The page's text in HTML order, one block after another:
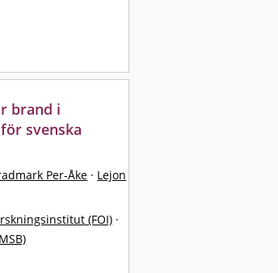
brand i
svenska
Per-Åke · Lejon
(FOI) ·